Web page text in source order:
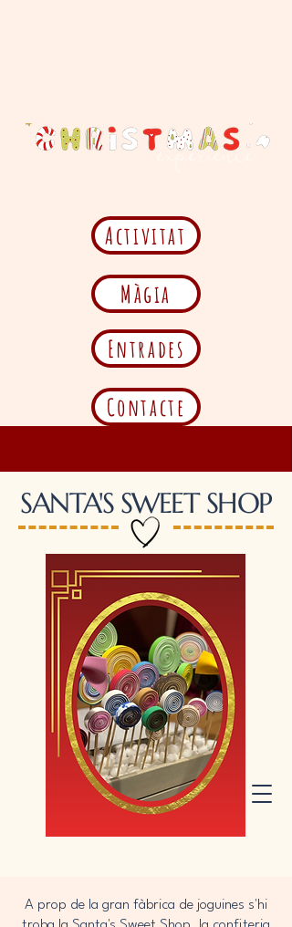
Activitat
Màgia
Entrades
Contacte
SANTA'S SWEET SHOP
A prop de la gran fàbrica de joguines s'hi